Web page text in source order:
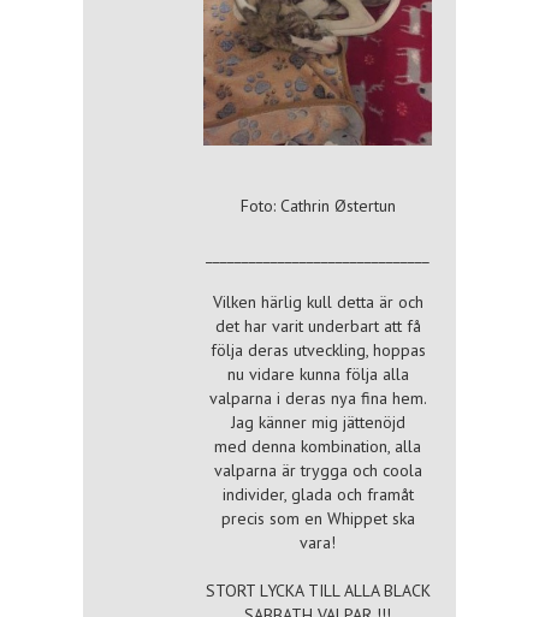
Foto: Cathrin Østertun
Vilken härlig kull detta är och
det har varit underbart att få
följa deras utveckling, hoppas
nu vidare kunna följa alla
valparna i deras nya fina hem.
Jag känner mig jättenöjd
med denna kombination, alla
valparna är trygga och coola
individer, glada och framåt
precis som en Whippet ska
vara!
STORT LYCKA TILL ALLA BLACK